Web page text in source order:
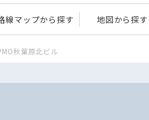
線マップから探す 地図から探す
秋葉原北ビル